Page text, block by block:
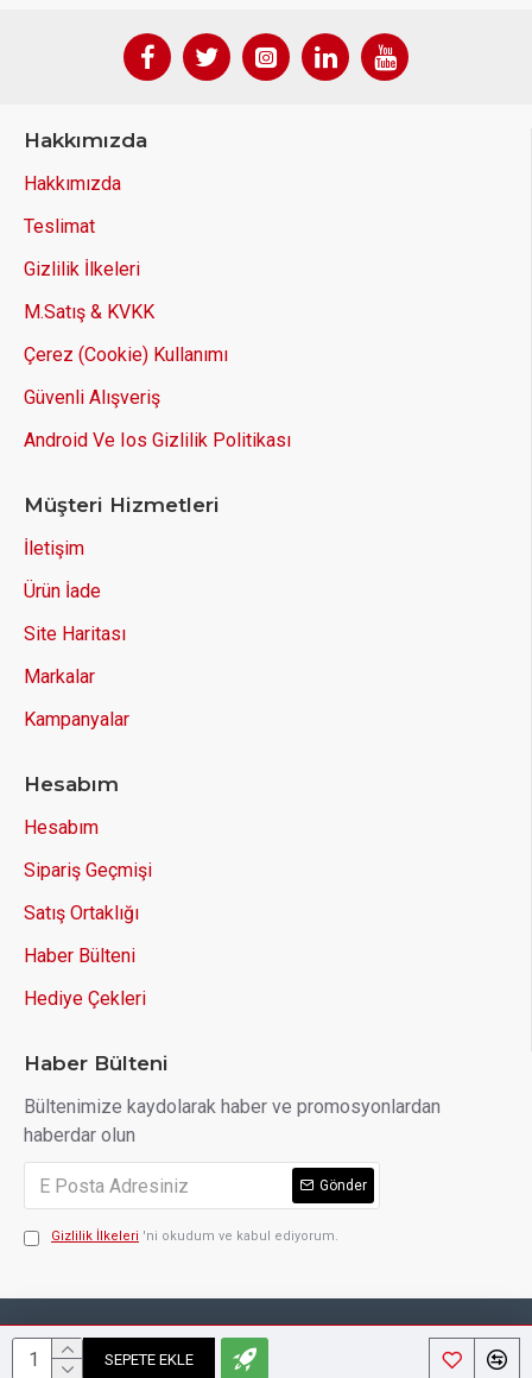
SEPETE EKLE
Hakkımızda
Hakkımızda
Teslimat
Gizlilik İlkeleri
M.Satış & KVKK
Çerez (Cookie) Kullanımı
Güvenli Alışveriş
Android Ve Ios Gizlilik Politikası
Müşteri Hizmetleri
İletişim
Ürün İade
Site Haritası
Markalar
Kampanyalar
Hesabım
Hesabım
Sipariş Geçmişi
Satış Ortaklığı
Haber Bülteni
Hediye Çekleri
Haber Bülteni
Bültenimize kaydolarak haber ve promosyonlardan
haberdar olun
Gönder
Gizlilik İlkeleri 'ni okudum ve kabul ediyorum.
Copyright © 2014, Your Store, All Rights Reserved